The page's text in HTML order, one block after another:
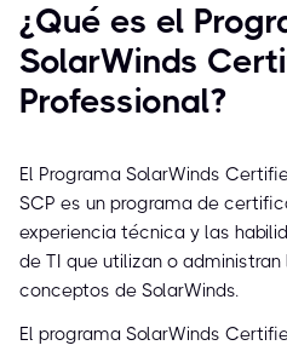
¿Qué es el
SolarWinds
Professional?
El Programa SolarWinds
SCP es un programa de
experiencia técnica y las
de TI que utilizan o
conceptos de SolarWinds.
El programa SolarWinds